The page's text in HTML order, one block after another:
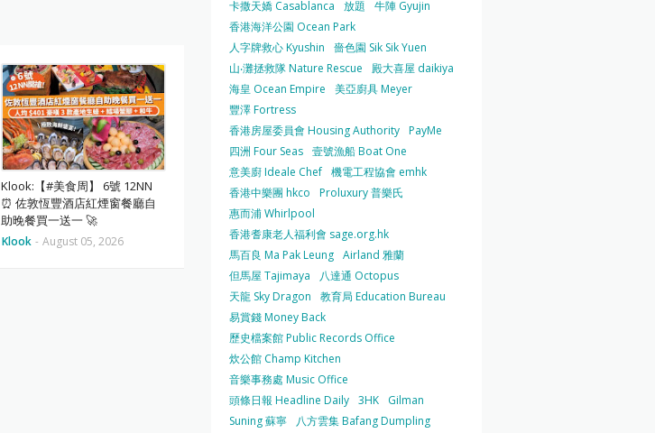
Klook:【#美食周】 6號 12NN
⏰ 佐敦恆豐酒店紅煙窗餐廳自
助晚餐買一送一 🚀
Klook - August 05, 2026
卡撒天嬌 Casablanca
放題
牛陣 Gyujin
香港海洋公園 Ocean Park
人字牌救心 Kyushin
嗇色園 Sik Sik Yuen
山‧灘拯救隊 Nature Rescue
殿大喜屋 daikiya
海皇 Ocean Empire
美亞廚具 Meyer
豐澤 Fortress
香港房屋委員會 Housing Authority PayMe
四洲 Four Seas 壹號漁船 Boat One
意美廚 Ideale Chef 機電工程協會 emhk
香港中樂團 hkco
Proluxury 普樂氏
惠而浦 Whirlpool
香港耆康老人福利會 sage.org.hk
馬百良 Ma Pak Leung Airland 雅蘭
但馬屋 Tajimaya
八達通 Octopus
天龍 Sky Dragon
教育局 Education Bureau
易賞錢 Money Back
歷史檔案館 Public Records Office
炊公館 Champ Kitchen
音樂事務處 Music Office
頭條日報 Headline Daily 3HK
Gilman
Suning 蘇寧
八方雲集 Bafang Dumpling